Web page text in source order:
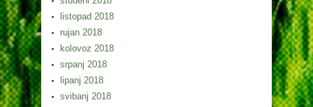
listopad 2018
rujan 2018
kolovoz 2018
srpanj 2018
lipanj 2018
svibanj 2018